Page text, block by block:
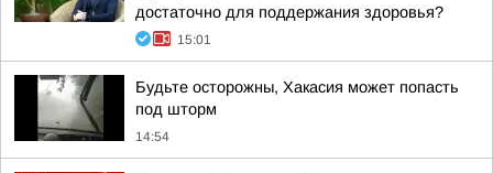
достаточно для поддержания здоровья?
15:01
Будьте осторожны, Хакасия может попасть
под шторм
14:54